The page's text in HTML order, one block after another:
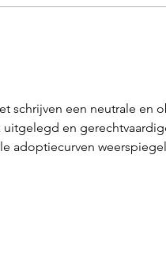
schrijven een neutrale
en
adoptiecurven